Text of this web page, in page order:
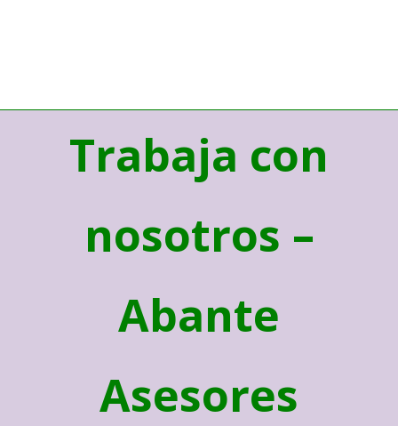
Trabaja con
nosotros –
Abante
Asesores